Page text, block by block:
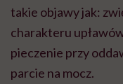
takie objawy jak:
charakteru
pieczenie przy
parcie na mocz.